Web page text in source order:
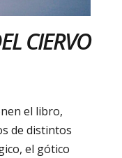
CIERVO
el libro,
de distintos
el gótico